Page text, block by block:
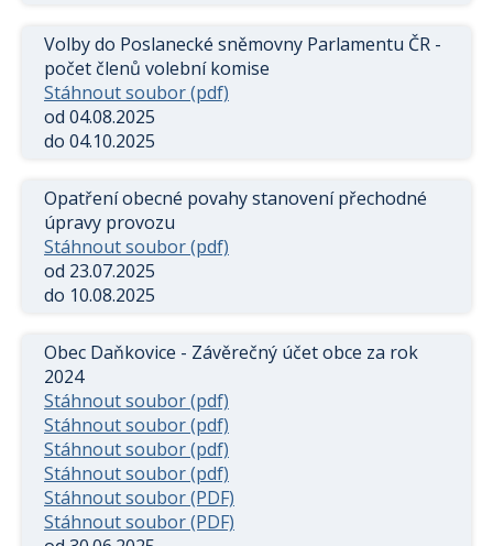
Volby do Poslanecké sněmovny Parlamentu ČR -
počet členů volební komise
Stáhnout soubor (pdf)
od 04.08.2025
do 04.10.2025
Opatření obecné povahy stanovení přechodné
úpravy provozu
Stáhnout soubor (pdf)
od 23.07.2025
do 10.08.2025
Obec Daňkovice - Závěrečný účet obce za rok
2024
Stáhnout soubor (pdf)
Stáhnout soubor (pdf)
Stáhnout soubor (pdf)
Stáhnout soubor (pdf)
Stáhnout soubor (PDF)
Stáhnout soubor (PDF)